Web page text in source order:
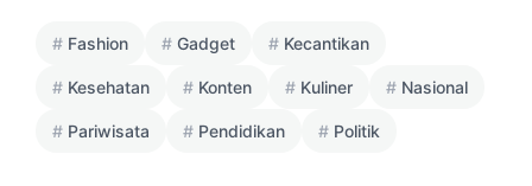
Fashion Gadget Kecantikan
Kesehatan Konten Kuliner Nasional
Pariwisata Pendidikan Politik